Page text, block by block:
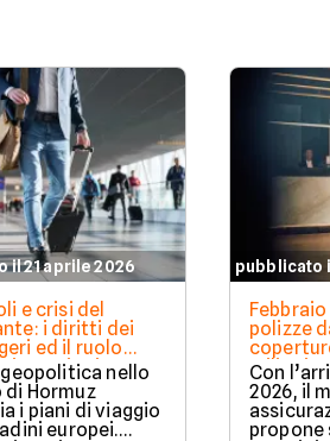
il 21 aprile 2026
e crisi del
i diritti dei
ed il ruolo
nello
Hormuz
i piani di viaggio
europei.
pubblicato
polizze
milioni
Con
2026, il